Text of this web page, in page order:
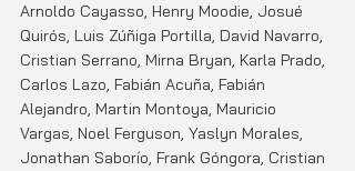
Arnoldo Cayasso, Henry Moodie, Josué
Quirós, Luis Zúñiga Portilla, David Navarro,
Cristian Serrano, Mirna Bryan, Karla Prado,
Carlos Lazo, Fabián Acuña, Fabián
Alejandro, Martin Montoya, Mauricio
Vargas, Noel Ferguson, Yaslyn Morales,
Jonathan Saborío, Frank Góngora, Cristian